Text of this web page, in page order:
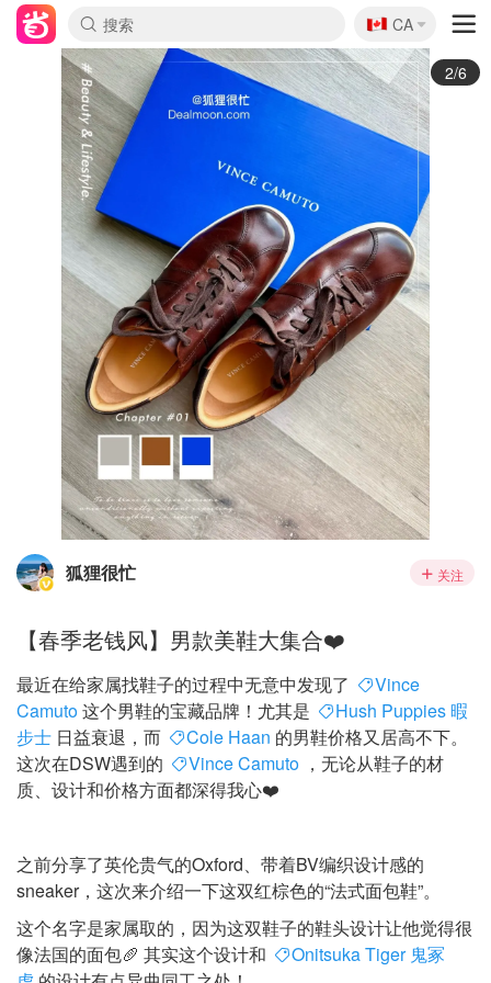
🇨🇦
CA
3/6
狐狸很忙 关注
【春季老钱风】男款美鞋大集合❤️
最近在给家属找鞋子的过程中无意中发现了
Vince
Camuto这个男鞋的宝藏品牌！尤其是
Hush Puppies 暇
步士 日益衰退，而 Cole Haan 的男鞋价格又居高不下。
这次在DSW遇到的
Vince Camuto ，无论从鞋子的材
质、设计和价格方面都深得我心❤️
之前分享了英伦贵气的Oxford、带着BV编织设计感的
sneaker，这次来介绍一下这双红棕色的“法式面包鞋”。
这个名字是家属取的，因为这双鞋子的鞋头设计让他觉得很
像法国的面包🥖 其实这个设计和
Onitsuka Tiger 鬼冢